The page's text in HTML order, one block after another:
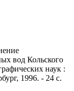
вод Кольского
наук :
1996. - 24 с.